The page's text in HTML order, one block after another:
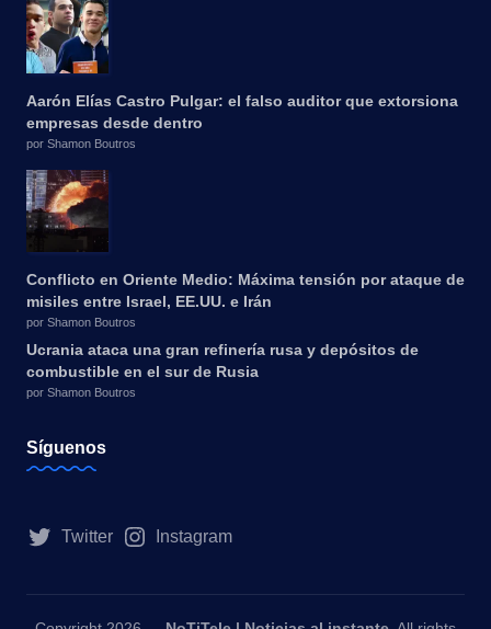
Aarón Elías Castro Pulgar: el falso auditor que extorsiona
empresas desde dentro
por Shamon Boutros
Conflicto en Oriente Medio: Máxima tensión por ataque de
misiles entre Israel, EE.UU. e Irán
por Shamon Boutros
Ucrania ataca una gran refinería rusa y depósitos de
combustible en el sur de Rusia
por Shamon Boutros
Síguenos
Twitter Instagram